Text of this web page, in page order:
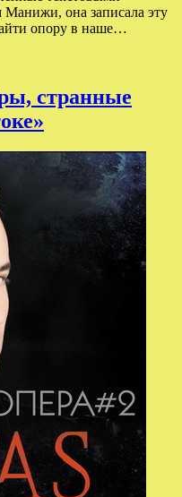
она записала эту
опору в наше…
странные